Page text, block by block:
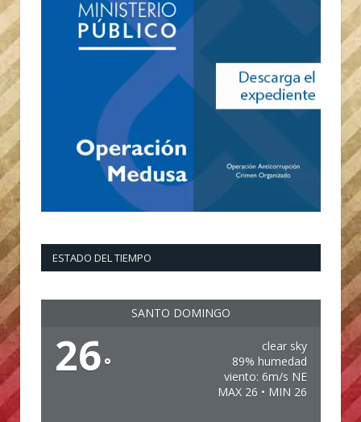
ESTADO DEL TIEMPO
SANTO DOMINGO
26°
clear sky
89% humedad
viento: 6m/s NE
MAX 26 • MIN 26